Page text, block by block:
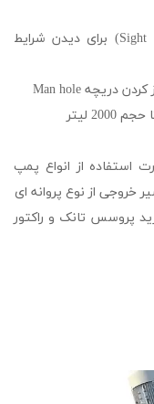
- سایت گلس یا لایت-گلس(Sight Glass/Light Glass) برای دیدن شرایط
لیتر
استفاده از انواع پمپ
خروجی از نوع پروانه ای
پروسس تانک و راکتور